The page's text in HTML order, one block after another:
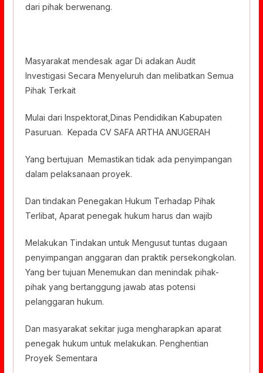
dari pihak berwenang.
Masyarakat mendesak agar Di adakan Audit
Investigasi Secara Menyeluruh dan melibatkan Semua
Pihak Terkait
Mulai dari Inspektorat,Dinas Pendidikan Kabupaten
Pasuruan. Kepada CV SAFA ARTHA ANUGERAH
Yang bertujuan Memastikan tidak ada penyimpangan
dalam pelaksanaan proyek.
Dan tindakan Penegakan Hukum Terhadap Pihak
Terlibat, Aparat penegak hukum harus dan wajib
Melakukan Tindakan untuk Mengusut tuntas dugaan
penyimpangan anggaran dan praktik persekongkolan.
Yang ber tujuan Menemukan dan menindak pihak-
pihak yang bertanggung jawab atas potensi
pelanggaran hukum.
Dan masyarakat sekitar juga mengharapkan aparat
penegak hukum untuk melakukan. Penghentian
Proyek Sementara